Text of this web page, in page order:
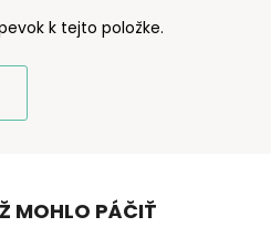
k tejto položke.
MOHLO PÁČIŤ